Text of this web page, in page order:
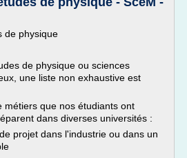
de physique
de physique ou sciences
une liste non exhaustive est
métiers que nos étudiants ont
dans diverses universités :
projet dans l'industrie ou dans un